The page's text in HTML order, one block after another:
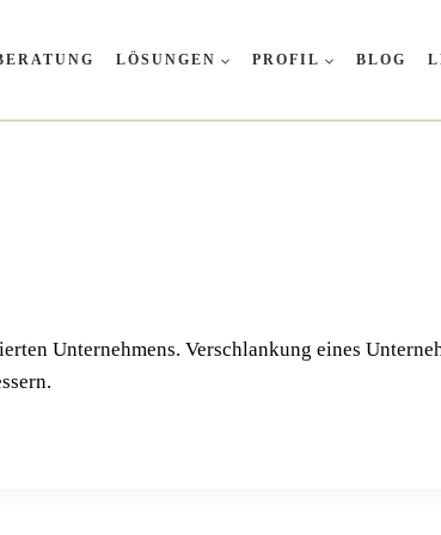
LÖSUNGEN PROFIL BLOG
Unter­neh­mens. Ver­schlan­kung eines